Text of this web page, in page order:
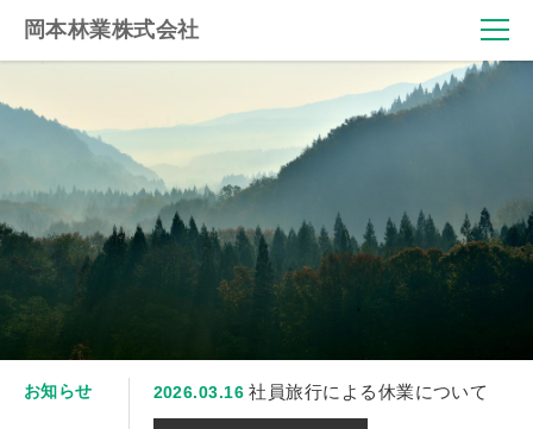
岡本林業株式会社
お知らせ 2026.03.16 社員旅行による休業について